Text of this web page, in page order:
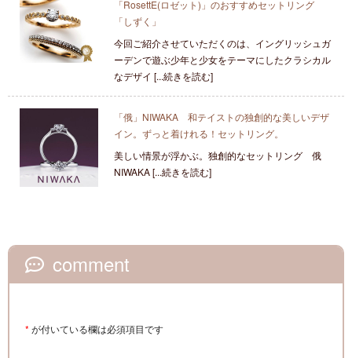
「RosettE(ロゼット)」のおすすめセットリング
「しずく」
今回ご紹介させていただくのは、イングリッシュガ
ーデンで遊ぶ少年と少女をテーマにしたクラシカル
なデザイ [...続きを読む]
「俄」NIWAKA 和テイストの独創的な美しいデザ
イン。ずっと着けれる！セットリング。
美しい情景が浮かぶ。独創的なセットリング 俄
NIWAKA [...続きを読む]
comment
* が付いている欄は必須項目です